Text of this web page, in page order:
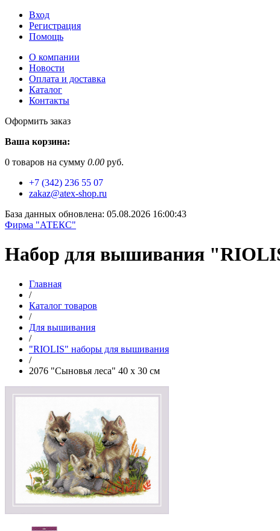
Вход
Регистрация
Помощь
О компании
Новости
Оплата и доставка
Каталог
Контакты
Оформить заказ
Ваша корзина:
0 товаров на сумму 0.00 руб.
+7 (342) 236 55 07
zakaz@atex-shop.ru
База данных обновлена: 05.08.2026 16:00:43
Фирма "АТЕКС"
Набор для вышивания
Главная
/
Каталог товаров
/
Для вышивания
/
"RIOLIS" наборы для вышивания
/
2076 "Сыновья леса" 40 х 30 см